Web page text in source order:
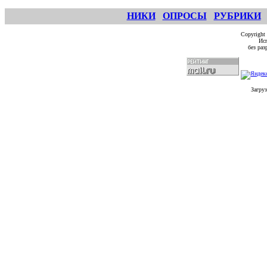
НИКИ ОПРОСЫ РУБРИКИ
без